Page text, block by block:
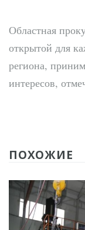
Областная
открытой для
региона,
интересов,
ПОХОЖИЕ